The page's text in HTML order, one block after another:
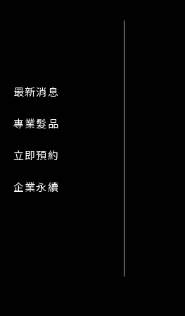
最新消息
專業髮品
立即預約
企業永續